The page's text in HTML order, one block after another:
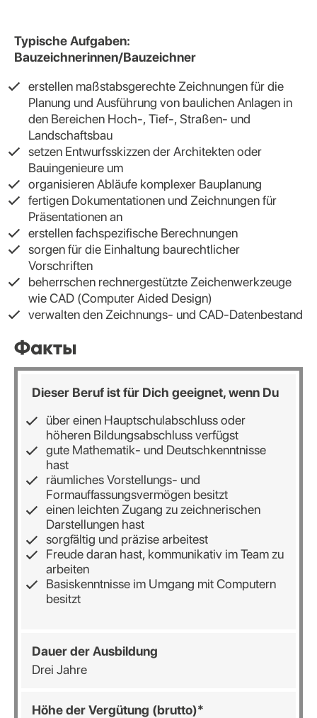
Typische Aufgaben:
Bauzeichnerinnen/Bauzeichner
erstellen maßstabsgerechte Zeichnungen für die
Planung und Ausführung von baulichen Anlagen in
den Bereichen Hoch-, Tief-, Straßen- und
Landschaftsbau
setzen Entwurfsskizzen der Architekten oder
Bauingenieure um
organisieren Abläufe komplexer Bauplanung
fertigen Dokumentationen und Zeichnungen für
Präsentationen an
erstellen fachspezifische Berechnungen
sorgen für die Einhaltung baurechtlicher
Vorschriften
beherrschen rechnergestützte Zeichenwerkzeuge
wie CAD (Computer Aided Design)
verwalten den Zeichnungs- und CAD-Datenbestand
Факты
Dieser Beruf ist für Dich geeignet, wenn Du
über einen Hauptschulabschluss oder
höheren Bildungsabschluss verfügst
gute Mathematik- und Deutschkenntnisse
hast
räumliches Vorstellungs- und
Formauffassungsvermögen besitzt
einen leichten Zugang zu zeichnerischen
Darstellungen hast
sorgfältig und präzise arbeitest
Freude daran hast, kommunikativ im Team zu
arbeiten
Basiskenntnisse im Umgang mit Computern
besitzt
Dauer der Ausbildung
Drei Jahre
Höhe der Vergütung (brutto)*